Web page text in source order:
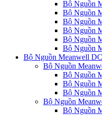
Bộ Nguồn
Bộ Nguồn
Bộ Nguồn
Bộ Nguồn
Bộ Nguồn
Bộ Nguồn
Bộ Nguồn Meanwell
Bộ Nguồn
Bộ Nguồn
Bộ Nguồn
Bộ Nguồn
Bộ Nguồn
Bộ Nguồn